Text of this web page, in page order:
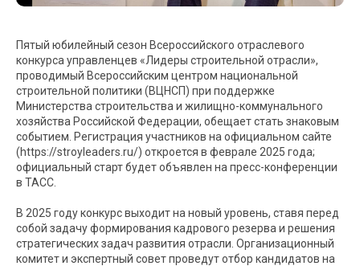
Пятый юбилейный сезон Всероссийского отраслевого
конкурса управленцев «Лидеры строительной отрасли»,
проводимый Всероссийским центром национальной
строительной политики (ВЦНСП) при поддержке
Министерства строительства и жилищно-коммунального
хозяйства Российской Федерации, обещает стать знаковым
событием. Регистрация участников на официальном сайте
(https://stroyleaders.ru/) откроется в феврале 2025 года;
официальный старт будет объявлен на пресс-конференции
в ТАСС.
В 2025 году конкурс выходит на новый уровень, ставя перед
собой задачу формирования кадрового резерва и решения
стратегических задач развития отрасли. Организационный
комитет и экспертный совет проведут отбор кандидатов на